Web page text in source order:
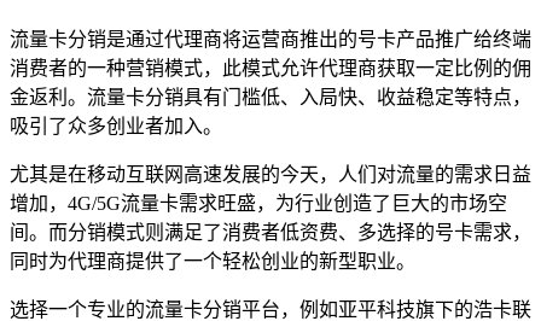
流量卡分销是通过代理商将运营商推出的号卡产品推广给终端
消费者的一种营销模式，此模式允许代理商获取一定比例的佣
金返利。流量卡分销具有门槛低、入局快、收益稳定等特点，
吸引了众多创业者加入。
尤其是在移动互联网高速发展的今天，人们对流量的需求日益
增加，4G/5G流量卡需求旺盛，为行业创造了巨大的市场空
间。而分销模式则满足了消费者低资费、多选择的号卡需求，
同时为代理商提供了一个轻松创业的新型职业。
选择一个专业的流量卡分销平台，例如亚平科技旗下的浩卡联